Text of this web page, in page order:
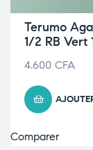
Terumo
1/2 RB Vert
4.600 CFA
Comparer